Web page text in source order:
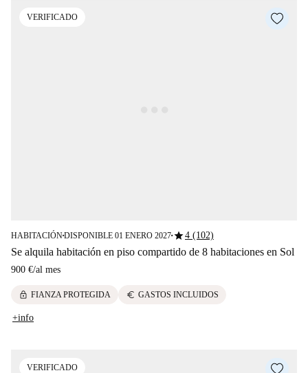
VERIFICADO
HABITACIÓN■DISPONIBLE 01 ENERO 2027■star4 (102)
Se alquila habitación en piso compartido de 8 habitaciones en Sol
900 €/al mes
lock FIANZA PROTEGIDA euro GASTOS INCLUIDOS
+info
VERIFICADO